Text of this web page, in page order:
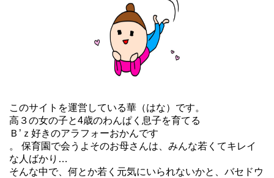
このサイトを運営している華（はな）です。
高３の女の子と4歳のわんぱく息子を育てる
Ｂ’ｚ好きのアラフォーおかんです
。 保育園で会うよそのお母さんは、みんな若くてキレイ
な人ばかり…
そんな中で、何とか若く元気にいられないかと、バセドウ